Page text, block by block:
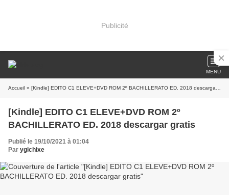
Publicité
MENU
Accueil » [Kindle] EDITO C1 ELEVE+DVD ROM 2º BACHILLERATO ED. 2018 descargar gratis
[Kindle] EDITO C1 ELEVE+DVD ROM 2º
BACHILLERATO ED. 2018 descargar gratis
Publié le 19/10/2021 à 01:04
Par ygichixe